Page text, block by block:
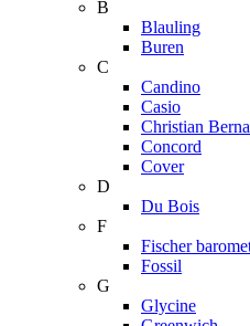
B
Blauling
Buren
C
Candino
Casio
Christian
Concord
Cover
D
Du Bois
F
Fischer
Fossil
G
Glycine